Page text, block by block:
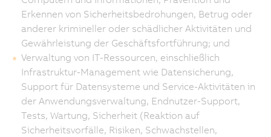
Erkennen von Sicherheitsbedrohungen, Betrug oder
anderer krimineller oder schädlicher Aktivitäten und
Gewährleistung der Geschäftsfortführung; und
Verwaltung von IT-Ressourcen, einschließlich
Infrastruktur-Management wie Datensicherung,
Support für Datensysteme und Service-Aktivitäten in
der Anwendungsverwaltung, Endnutzer-Support,
Tests, Wartung, Sicherheit (Reaktion auf
Sicherheitsvorfälle, Risiken, Schwachstellen,